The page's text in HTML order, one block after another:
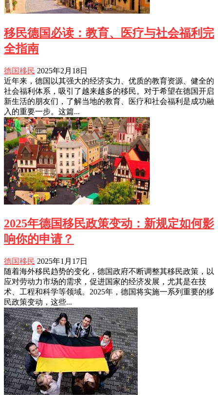
移民德国必读：教育、医疗与社会福利完
全指南
德国移民 2025年2月18日
近年来，德国以其强大的经济实力、优质的教育资源、健全的
社会福利体系，吸引了越来越多的移民。对于希望在德国开启
新生活的朋友们，了解当地的教育、医疗和社会福利是成功融
入的重要一步。这篇...
2025年德国移民政策变动：新规定如何影
响你的申请？
德国移民 2025年1月17日
随着海外移民趋势的变化，德国政府不断调整其移民政策，以
应对劳动力市场的需求，促进国家的经济发展，尤其是在技
术、工程和科学等领域。2025年，德国将实施一系列重要的移
民政策变动，这些...